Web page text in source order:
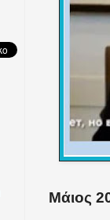
Μάιος